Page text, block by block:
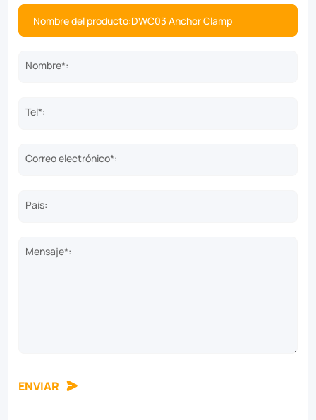
Nombre*:
Tel*:
Correo electrónico*:
País:
Mensaje*:
ENVIAR